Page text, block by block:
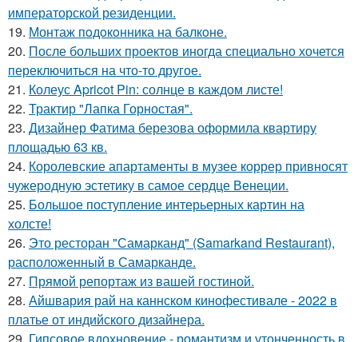
императорской резиденции.
19. Монтаж пoдoкoнника на балкoне.
20. После больших проектов иногда специально хочется
переключиться на что-то другое.
21. Колеус Apricot Pin: солнце в каждом листе!
22. Трактир "Лапка Горностая".
23. Дизайнер Фатима березова оформила квартиру
площадью 63 кв.
24. Королевские апартаменты в музее коррер привносят
чужеродную эстетику в самое сердце Венеции.
25. Большое поступление интерьерных картин на
холсте!
26. Это ресторан "Самарканд" (Samarkand Restaurant),
расположенный в Самарканде.
27. Прямой репортаж из вашей гостиной.
28. Айшвария рай на каннском кинофестивале - 2022 в
платье от индийского дизайнера.